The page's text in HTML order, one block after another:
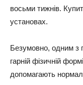
восьми тижнів.
установах.
Безумовно, одним з
гарній фізичній
допомагають